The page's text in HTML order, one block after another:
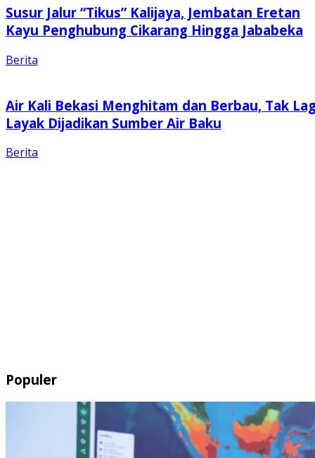
Susur Jalur “Tikus” Kalijaya, Jembatan Eretan
Kayu Penghubung Cikarang Hingga Jababeka
Berita
Air Kali Bekasi Menghitam dan Berbau, Tak
Layak Dijadikan Sumber Air Baku
Berita
Populer